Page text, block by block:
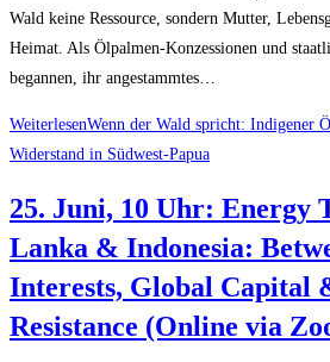
Wald keine Ressource, sondern Mutter,
Heimat. Als Ölpalmen-Konzessionen und
begannen, ihr angestammtes…
WeiterlesenWenn der Wald spricht: Indigener
Widerstand in Südwest-Papua
25. Juni, 10 Uhr: Energy
Lanka & Indonesia:
Interests, Global Capital
Resistance (Online via